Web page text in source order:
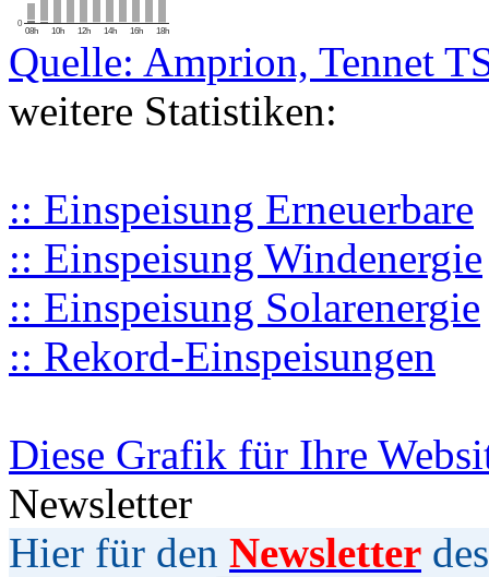
08h 10h 12h 14h 16h 18h
0
Quelle: Amprion, Tennet
weitere Statistiken:
:: Einspeisung Erneuerbare
:: Einspeisung Windenergie
:: Einspeisung Solarenergie
:: Rekord-Einspeisungen
Diese Grafik für Ihre
Newsletter
Hier für den Newsletter